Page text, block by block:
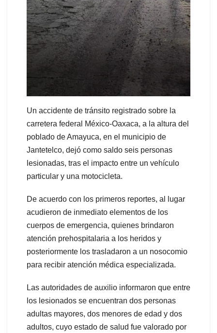
Un accidente de tránsito registrado sobre la
carretera federal México-Oaxaca, a la altura del
poblado de Amayuca, en el municipio de
Jantetelco, dejó como saldo seis personas
lesionadas, tras el impacto entre un vehículo
particular y una motocicleta.
De acuerdo con los primeros reportes, al lugar
acudieron de inmediato elementos de los
cuerpos de emergencia, quienes brindaron
atención prehospitalaria a los heridos y
posteriormente los trasladaron a un nosocomio
para recibir atención médica especializada.
Las autoridades de auxilio informaron que entre
los lesionados se encuentran dos personas
adultas mayores, dos menores de edad y dos
adultos, cuyo estado de salud fue valorado por